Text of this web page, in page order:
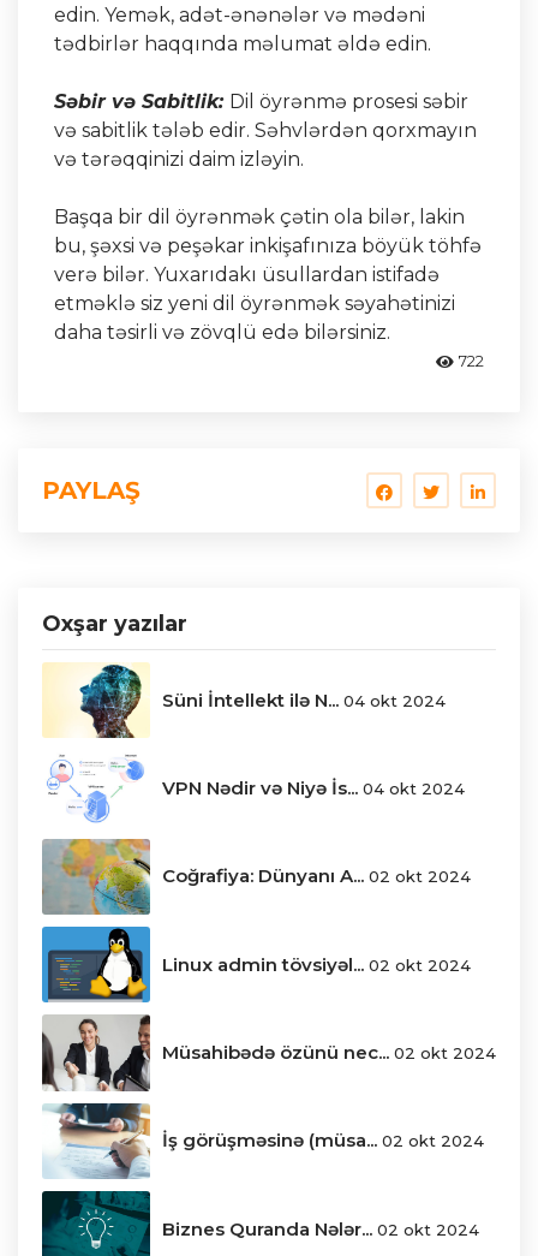
edin. Yemək, adət-ənənələr və mədəni
tədbirlər haqqında məlumat əldə edin.
Səbir və Sabitlik: Dil öyrənmə prosesi səbir
və sabitlik tələb edir. Səhvlərdən qorxmayın
və tərəqqinizi daim izləyin.
Başqa bir dil öyrənmək çətin ola bilər, lakin
bu, şəxsi və peşəkar inkişafınıza böyük töhfə
verə bilər. Yuxarıdakı üsullardan istifadə
etməklə siz yeni dil öyrənmək səyahətinizi
daha təsirli və zövqlü edə bilərsiniz.
722
PAYLAŞ
Oxşar yazılar
Süni İntellekt ilə N... 04 okt 2024
VPN Nədir və Niyə İs... 04 okt 2024
Coğrafiya: Dünyanı A... 02 okt 2024
Linux admin tövsiyəl... 02 okt 2024
Müsahibədə özünü nec... 02 okt 2024
İş görüşməsinə (müsa... 02 okt 2024
Biznes Quranda Nələr... 02 okt 2024